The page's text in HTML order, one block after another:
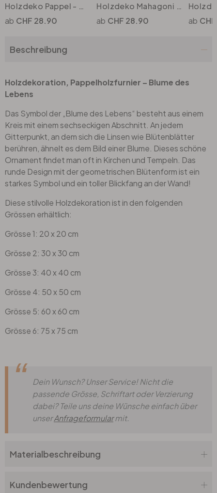
Holzdeko Pappel - Mandala Blume des Lebens - Rund
CHF 28.90
Holzdeko Mahagoni Furnier - Blume des Lebens
CHF 28.90
Beschreibung
Holzdekoration, Pappelholzfurnier – Blume des
Lebens
Das Symbol der „Blume des Lebens“ besteht aus einem
Kreis mit einem sechseckigen Abschnitt. An jedem
Gitterpunkt, an dem sich die Linsen wie Blütenblätter
berühren, ähnelt es dem Bild einer Blume. Dieses schöne
Ornament findet man oft in Kirchen und Tempeln. Das
runde Design mit der geometrischen Blütenform ist ein
starkes Symbol und ein toller Blickfang an der Wand!
Diese stilvolle Holzdekoration ist in den folgenden
Grössen erhältlich:
Grösse 1: 20 x 20 cm
Grösse 2: 30 x 30 cm
Grösse 3: 40 x 40 cm
Grösse 4: 50 x 50 cm
Grösse 5: 60 x 60 cm
Grösse 6: 75 x 75 cm
Dein Wunsch? Unser Service! Nicht die
passende Grösse, Schriftart oder Verzierung
dabei? Teile uns deine Wünsche einfach über
unserAnfrageformularmit.
Materialbeschreibung
Kundenbewertung